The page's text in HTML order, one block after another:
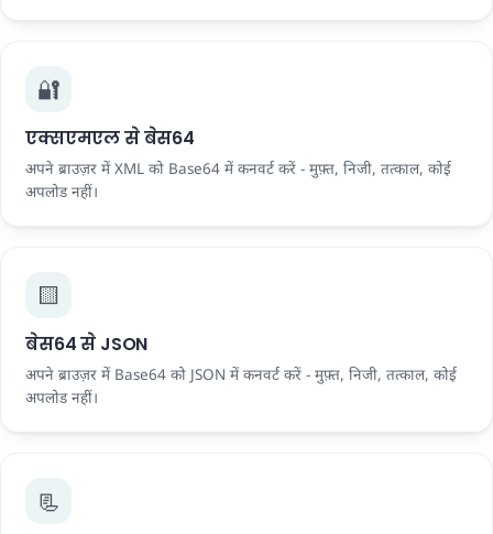
🔐
एक्सएमएल से बेस64
अपने ब्राउज़र में XML को Base64 में कनवर्ट करें - मुफ़्त, निजी, तत्काल, कोई
अपलोड नहीं।
🟨
बेस64 से JSON
अपने ब्राउज़र में Base64 को JSON में कनवर्ट करें - मुफ़्त, निजी, तत्काल, कोई
अपलोड नहीं।
📃